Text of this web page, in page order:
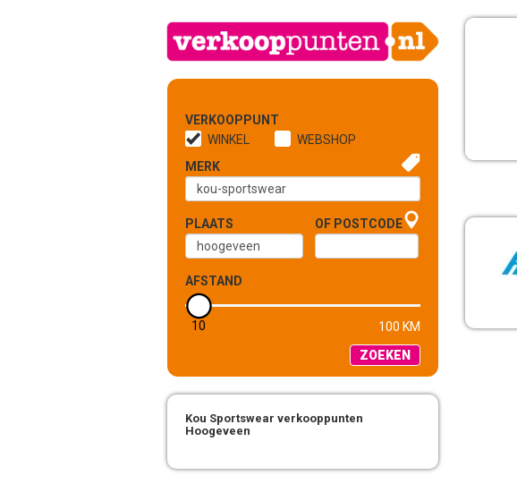
VERKOOPPUNT
WINKEL
WEBSHOP
MERK
PLAATS OF POSTCODE
AFSTAND
5 KM
10
100 KM
ZOEKEN
Kou Sportswear verkooppunten
Hoogeveen